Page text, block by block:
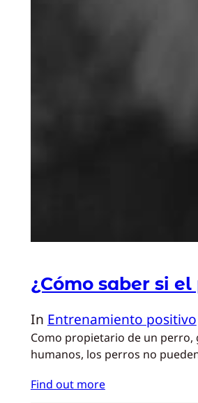
¿Cómo saber si
In Entrenamiento positivo
Como propietario de un perro,
humanos, los perros no
Find out more